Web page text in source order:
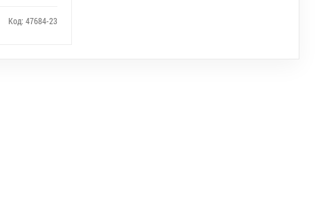
Код: 47684-23